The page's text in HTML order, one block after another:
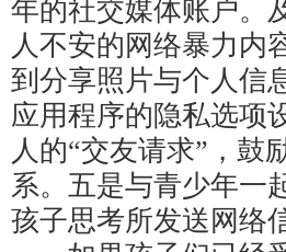
年的社交媒体账户。
人不安的网络暴力内
到分享照片与个人信
应用程序的隐私选项
人的“交友请求”，鼓
系。五是与青少年一
孩子思考所发送网络